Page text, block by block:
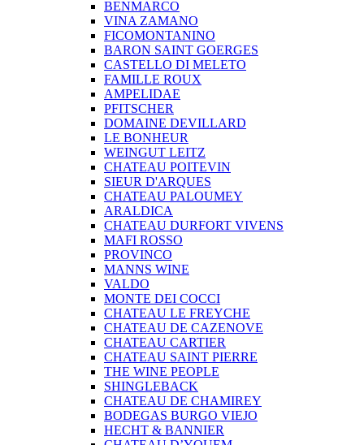
BENMARCO
VINA ZAMANO
FICOMONTANINO
BARON SAINT GOERGES
CASTELLO DI MELETO
FAMILLE ROUX
AMPELIDAE
PFITSCHER
DOMAINE DEVILLARD
LE BONHEUR
WEINGUT LEITZ
CHATEAU POITEVIN
SIEUR D'ARQUES
CHATEAU PALOUMEY
ARALDICA
CHATEAU DURFORT VIVENS
MAFI ROSSO
PROVINCO
MANNS WINE
VALDO
MONTE DEI COCCI
CHATEAU LE FREYCHE
CHATEAU DE CAZENOVE
CHATEAU CARTIER
CHATEAU SAINT PIERRE
THE WINE PEOPLE
SHINGLEBACK
CHATEAU DE CHAMIREY
BODEGAS BURGO VIEJO
HECHT & BANNIER